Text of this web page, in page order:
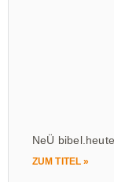
NeÜ
ZUM TITEL »